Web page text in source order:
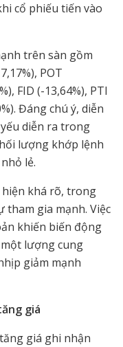
cổ phiếu tiến vào
trên sàn gồm
POT
FID (-13,64%), PTI
Đáng chú ý, diễn
yếu diễn ra trong
lượng khớp lệnh
lẻ.
khá rõ, trong
tham gia mạnh. Việc
khiến biến động
lượng cung
giảm mạnh
giá
giá ghi nhận